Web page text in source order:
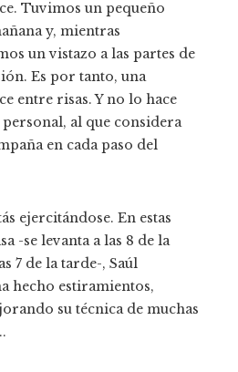
Tuvimos un pequeño
y, mientras
un vistazo a las partes de
Es por tanto, una
entre risas. Y no lo hace
al que considera
en cada paso del
ejercitándose. En estas
-se levanta a las 8 de la
7 de la tarde-, Saúl
hecho estiramientos,
su técnica de muchas